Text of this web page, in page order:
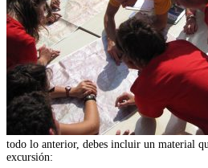
todo lo anterior, debes incluir un material
excursión: